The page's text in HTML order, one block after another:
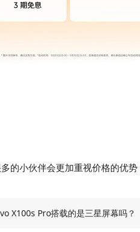
的小伙伴会更加重视价格的优
X100s Pro搭载的是三星屏幕吗？